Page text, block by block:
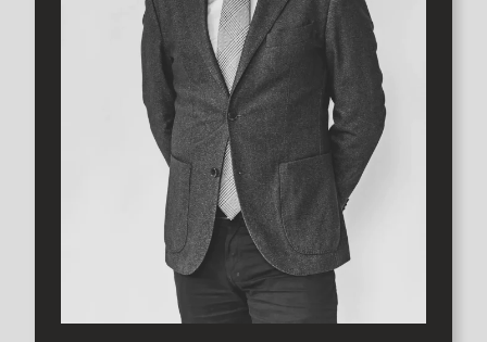
trivs, både idag och imorgon.
Varmt välkommen att boka tid för visning med mäklare
Andreas Schultz på andreas@3etage.se eller 0735-